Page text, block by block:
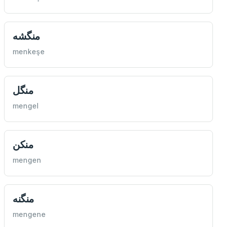
منگشه
menkeşe
منگل
mengel
منكن
mengen
منگنه
mengene